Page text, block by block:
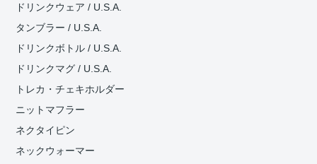
ドリンクウェア / U.S.A.
タンブラー / U.S.A.
ドリンクボトル / U.S.A.
ドリンクマグ / U.S.A.
トレカ・チェキホルダー
ニットマフラー
ネクタイピン
ネックウォーマー